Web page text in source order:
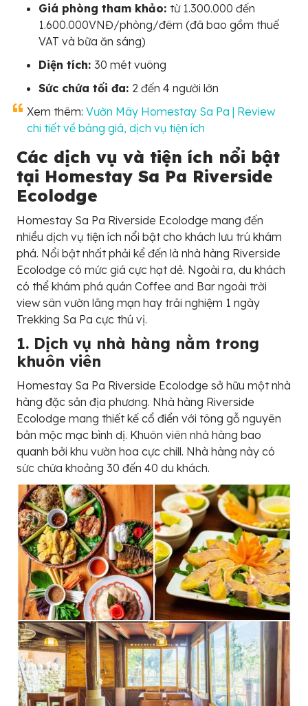
Giá phòng tham khảo: từ 1.300.000 đến
1.600.000VNĐ/phòng/đêm (đã bao gồm thuế
VAT và bữa ăn sáng)
Diện tích: 30 mét vuông
Sức chứa tối đa: 2 đến 4 người lớn
Xem thêm: Vườn Mây Homestay Sa Pa | Review
chi tiết về bảng giá, dịch vụ tiện ích
Các dịch vụ và tiện ích nổi bật
tại Homestay Sa Pa Riverside
Ecolodge
Homestay Sa Pa Riverside Ecolodge mang đến
nhiều dịch vụ tiện ích nổi bật cho khách lưu trú khám
phá. Nổi bật nhất phải kể đến là nhà hàng Riverside
Ecolodge có mức giá cực hạt dẻ. Ngoài ra, du khách
có thể khám phá quán Coffee and Bar ngoài trời
view sân vườn lãng mạn hay trải nghiệm 1 ngày
Trekking Sa Pa cực thú vị.
1. Dịch vụ nhà hàng nằm trong
khuôn viên
Homestay Sa Pa Riverside Ecolodge sở hữu một nhà
hàng đặc sản địa phương. Nhà hàng Riverside
Ecolodge mang thiết kế cổ điển với tông gỗ nguyên
bản mộc mạc bình dị. Khuôn viên nhà hàng bao
quanh bởi khu vườn hoa cực chill. Nhà hàng này có
sức chứa khoảng 30 đến 40 du khách.